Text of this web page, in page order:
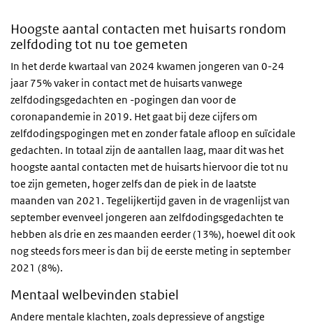
Hoogste aantal contacten met huisarts rondom
zelfdoding tot nu toe gemeten
In het derde kwartaal van 2024 kwamen jongeren van 0-24
jaar 75% vaker in contact met de huisarts vanwege
zelfdodingsgedachten en -pogingen dan voor de
coronapandemie in 2019. Het gaat bij deze cijfers om
zelfdodingspogingen met en zonder fatale afloop en suïcidale
gedachten. In totaal zijn de aantallen laag, maar dit was het
hoogste aantal contacten met de huisarts hiervoor die tot nu
toe zijn gemeten, hoger zelfs dan de piek in de laatste
maanden van 2021. Tegelijkertijd gaven in de vragenlijst van
september evenveel jongeren aan zelfdodingsgedachten te
hebben als drie en zes maanden eerder (13%), hoewel dit ook
nog steeds fors meer is dan bij de eerste meting in september
2021 (8%).
Mentaal welbevinden stabiel
Andere mentale klachten, zoals depressieve of angstige